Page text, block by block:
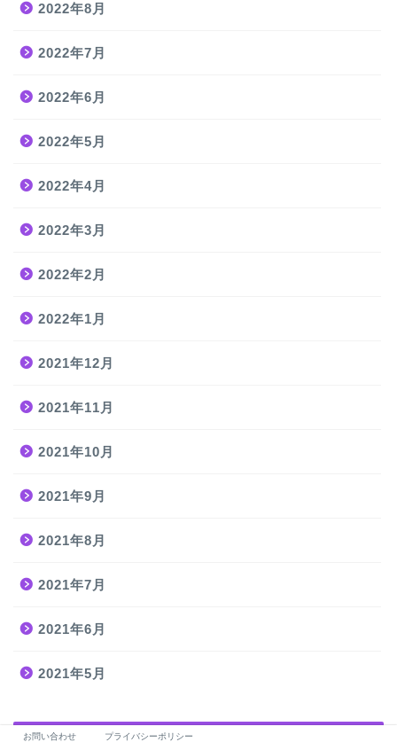
2022年8月
2022年7月
2022年6月
2022年5月
2022年4月
2022年3月
2022年2月
2022年1月
2021年12月
2021年11月
2021年10月
2021年9月
2021年8月
2021年7月
2021年6月
2021年5月
カテゴリー
お問い合わせ プライバシーポリシー